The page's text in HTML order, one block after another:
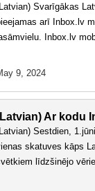
Svarīgākas
arī Inbox.lv
Inbox.lv
9, 2024
Ar kodu
Sestdien,
skatuves kāps
līdzšinējo